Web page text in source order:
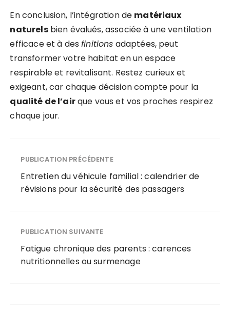
En conclusion, l’intégration de matériaux
naturelsbien évalués, associée à une ventilation
efficace et à desfinitions adaptées, peut
transformer votre habitat en un espace
respirable et revitalisant. Restez curieux et
exigeant, car chaque décision compte pour la
qualité de l’airque vous et vos proches respirez
chaque jour.
PUBLICATION PRÉCÉDENTE
Entretien du véhicule familial : calendrier de
révisions pour la sécurité des passagers
PUBLICATION SUIVANTE
Fatigue chronique des parents : carences
nutritionnelles ou surmenage